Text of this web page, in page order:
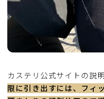
カステリ公式サイトの説
限に引き出すには、フィ